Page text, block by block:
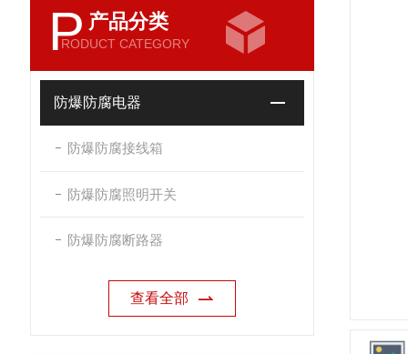
P 产品分类
RODUCT CATEGORY
防爆防腐电器
防爆防腐接线箱
防爆防腐照明开关
防爆防腐断路器
查看全部